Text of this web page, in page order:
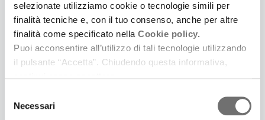
selezionate utilizziamo cookie o tecnologie simili per
finalità tecniche e, con il tuo consenso, anche per altre
finalità come specificato nella Cookie policy.
Puoi acconsentire all’utilizzo di tali tecnologie utilizzando
il pulsante “Accetta”. Chiudendo questa informativa,
delNecessari
5 Aprile 2017
MAGAZZINI FREEMUSIC
La selezione musicale da Magazzini Sonori